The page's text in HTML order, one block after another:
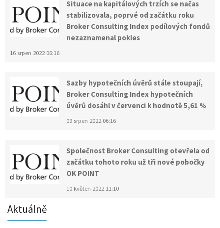
Situace na kapitálových trzích se načas
stabilizovala, poprvé od začátku roku
Broker Consulting Index podílových fondů
nezaznamenal pokles
16 srpen 2022 06:16
Sazby hypotečních úvěrů stále stoupají,
Broker Consulting Index hypotečních
úvěrů dosáhl v červenci k hodnotě 5,61 %
09 srpen 2022 06:16
Společnost Broker Consulting otevřela od
začátku tohoto roku už tři nové pobočky
OK POINT
10 květen 2022 11:10
Aktuálně